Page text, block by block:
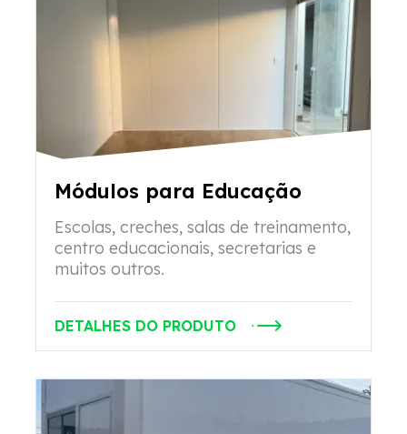
Módulos para Educação
Escolas, creches, salas de treinamento,
centro educacionais, secretarias e
muitos outros.
DETALHES DO PRODUTO